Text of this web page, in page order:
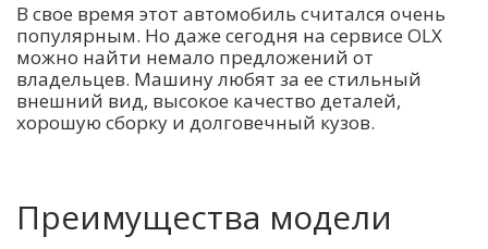
В свое время этот автомобиль считался очень
популярным. Но даже сегодня на сервисе OLX
можно найти немало предложений от
владельцев. Машину любят за ее стильный
внешний вид, высокое качество деталей,
хорошую сборку и долговечный кузов.
Преимущества модели